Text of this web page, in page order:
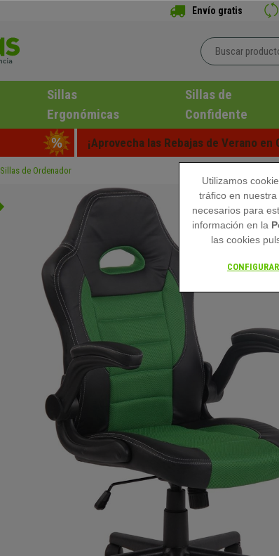
Envío gratis
Sillas
Ergonómicas
Sillas de
Confidente
¡Aprovecha las Rebajas de Verano
Sillas de Ordenador
Utilizamos
tráfico en
necesarios para
información en la
las cookies
CONFIGURAR